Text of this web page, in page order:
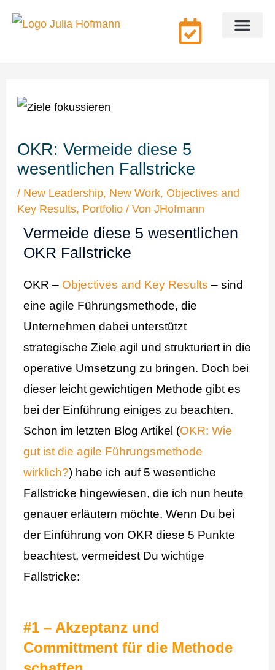
Inhalt
OKR: Vermeide diese 5
wesentlichen Fallstricke
/ New Leadership, New Work,Objectives and
Key Results, Portfolio / VonJHofmann
Vermeide diese 5 wesentlichen
OKR Fallstricke
OKR – Objectives and Key Results – sind
eine agile Führungsmethode, die
Unternehmen dabei unterstützt
strategische Ziele agil und strukturiert in die
operative Umsetzung zu bringen. Doch bei
dieser leicht gewichtigen Methode gibt es
bei der Einführung einiges zu beachten.
Schon im letzten Blog Artikel (OKR: Wie
gut ist die agile Führungsmethode
wirklich?) habe ich auf 5 wesentliche
Fallstricke hingewiesen, die ich nun heute
genauer erläutern möchte. Wenn Du bei
der Einführung von OKR diese 5 Punkte
beachtest, vermeidest Du wichtige
Fallstricke:
#1 – Akzeptanz und
Committment für die Methode